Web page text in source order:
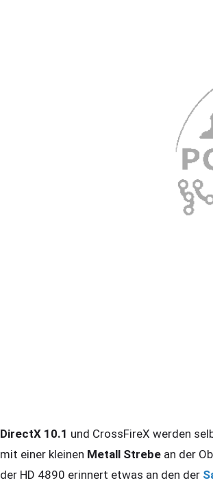
DirectX 10.1 und CrossFireX werden
mit einer kleinen Metall Strebe an der
der HD 4890 erinnert etwas an den der